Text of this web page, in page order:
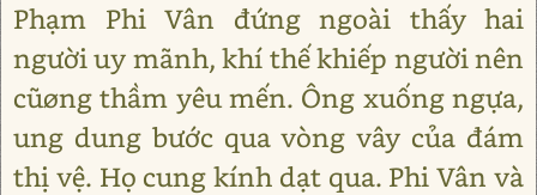
Phạm Phi Vân đứng ngoài thấy hai
người uy mãnh, khí thế khiếp người nên
cũøng thầm yêu mến. Ông xuống ngựa,
ung dung bước qua vòng vây của đám
thị vệ. Họ cung kính dạt qua. Phi Vân và